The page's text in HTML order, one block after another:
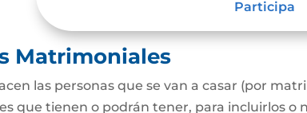
Participa
Matrimoniales
las personas que se van a casar (por
que tienen o podrán tener, para incluirlos o